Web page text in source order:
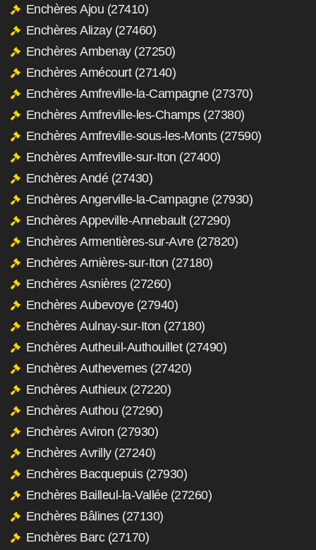
Enchères Ajou (27410)
Enchères Alizay (27460)
Enchères Ambenay (27250)
Enchères Amécourt (27140)
Enchères Amfreville-la-Campagne (27370)
Enchères Amfreville-les-Champs (27380)
Enchères Amfreville-sous-les-Monts (27590)
Enchères Amfreville-sur-Iton (27400)
Enchères Andé (27430)
Enchères Angerville-la-Campagne (27930)
Enchères Appeville-Annebault (27290)
Enchères Armentières-sur-Avre (27820)
Enchères Arnières-sur-Iton (27180)
Enchères Asnières (27260)
Enchères Aubevoye (27940)
Enchères Aulnay-sur-Iton (27180)
Enchères Autheuil-Authouillet (27490)
Enchères Authevernes (27420)
Enchères Authieux (27220)
Enchères Authou (27290)
Enchères Aviron (27930)
Enchères Avrilly (27240)
Enchères Bacquepuis (27930)
Enchères Bailleul-la-Vallée (27260)
Enchères Bâlines (27130)
Enchères Barc (27170)